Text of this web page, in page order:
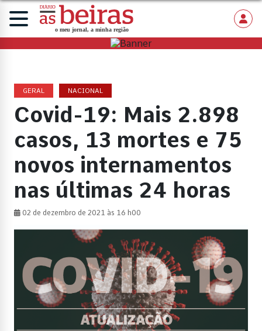
GERAL NACIONAL
Covid-19: Mais 2.898
casos, 13 mortes e 75
novos internamentos
nas últimas 24 horas
02 de dezembro de 2021 às 16 h00